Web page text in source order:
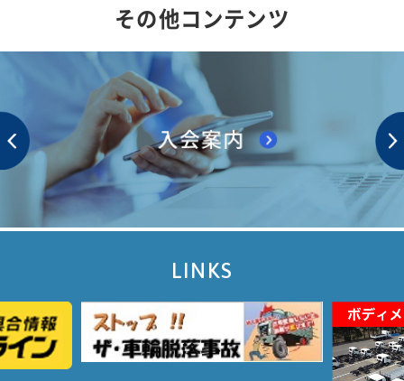
その他コンテンツ
LINKS